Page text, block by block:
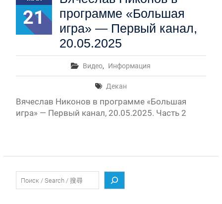
21
программе «Большая
игра» — Первый канал,
20.05.2025
Видео, Информация
Декан
Вячеслав Никонов в программе «Большая
игра» — Первый канал, 20.05.2025. Часть 2